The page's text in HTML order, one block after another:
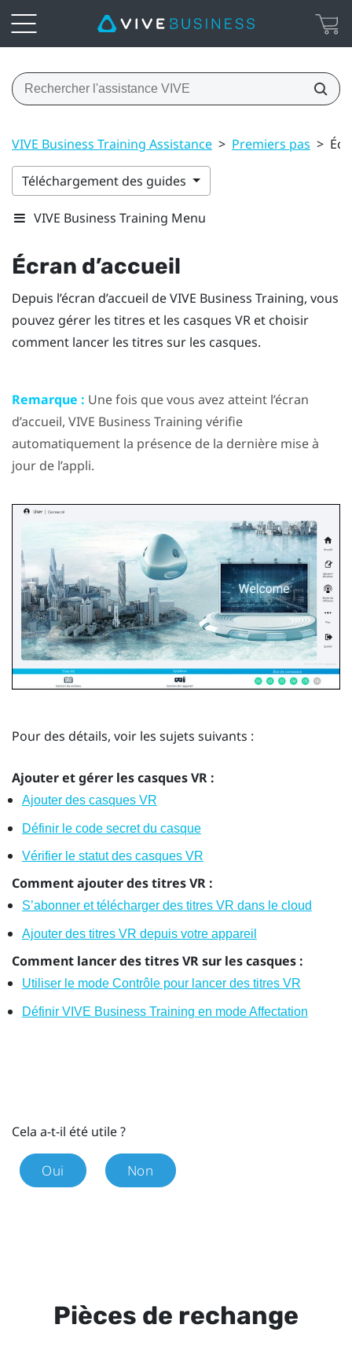
VIVE Business Training Assistance > Premiers pas >
Téléchargement des guides
VIVE Business Training Menu
Écran d’accueil
Depuis l’écran d’accueil deVIVE Business Training, vous
pouvez gérer les titres et les casques VR et choisir
comment lancer les titres sur les casques.
Remarque : Une fois que vous avez atteint l’écran
d’accueil, VIVE Business Training vérifie
automatiquement la présence de la dernière mise à
jour de l’appli.
Pour des détails, voir les sujets suivants :
Ajouter et gérer les casques VR :
Ajouter des casques VR
Définir le code secret du casque
Vérifier le statut des casques VR
Comment ajouter des titres VR :
S’abonner et télécharger des titres VR dans le cloud
Ajouter des titres VR depuis votre appareil
Comment lancer des titres VR sur les casques :
Utiliser le mode Contrôle pour lancer des titres VR
Définir VIVE Business Training en mode Affectation
Cela a-t-il été utile ?
Oui Non
Pièces de rechange